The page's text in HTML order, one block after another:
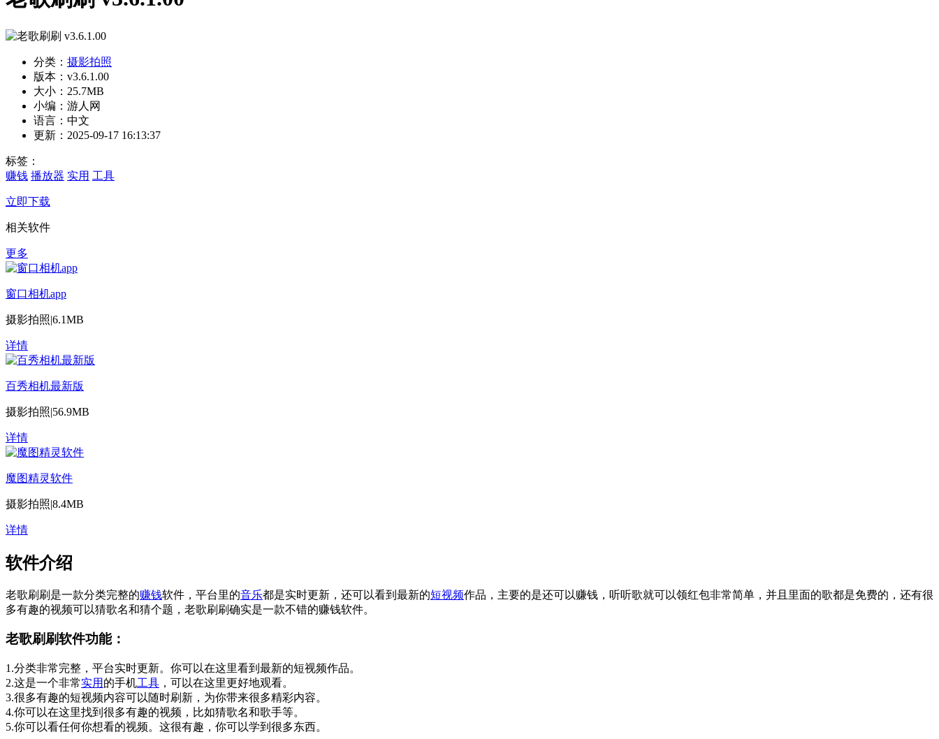
分类： 摄影拍照
版本：v3.6.1.00
大小：25.7MB
小编：游人网
语言：中文
更新：2025-09-17 16:13:37
标签：
赚钱 播放器 实用 工具
立即下载
相关软件
更多
窗口相机app
摄影拍照|6.1MB
详情
百秀相机最新版
摄影拍照|56.9MB
详情
魔图精灵软件
摄影拍照|8.4MB
详情
软件介绍
老歌刷刷是一款分类完整的赚钱软件，平台里的音乐都是实时更新，还可以看到最新的短视频作品，主要的是还可以赚钱，听听歌就可以领红包非常简单，并且里面的歌都是免费的，还有很
多有趣的视频可以猜歌名和猜个题，老歌刷刷确实是一款不错的赚钱软件。
老歌刷刷软件功能：
1.分类非常完整，平台实时更新。你可以在这里看到最新的短视频作品。
2.这是一个非常实用 的手机工具 ，可以在这里更好地观看。
3.很多有趣的短视频内容可以随时刷新，为你带来很多精彩内容。
4.你可以在这里找到很多有趣的视频，比如猜歌名和歌手等。
5.你可以看任何你想看的视频。这很有趣，你可以学到很多东西。